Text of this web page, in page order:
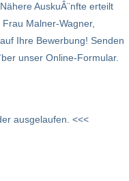
AuskuÂ¨nfte erteilt
Malner-Wagner,
Ihre Bewerbung! Senden
unser Online-Formular.
ausgelaufen. <<<